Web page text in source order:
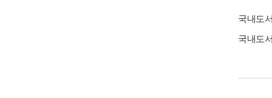
국내도
국내도